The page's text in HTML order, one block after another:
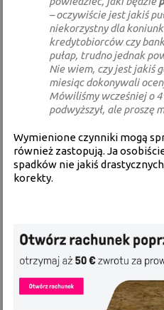
– oczywiście jest jakiś
niekorzystny dla
kredytobiorców czy
pułap, trudno jednak
Nie wiem, czy jest jakiś
miesiąc dokonywali
Mówiliśmy wcześniej o
podwyższył, ale proszę
Wymienione czynniki mogą
również zastopują. Ja
spadków nie jakiś
korekty.